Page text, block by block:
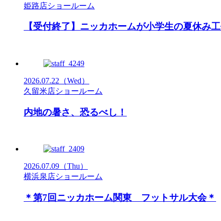
姫路店ショールーム
【受付終了】ニッカホームが小学生の夏休み
2026.07.22 （Wed）
久留米店ショールーム
内地の暑さ、恐るべし！
2026.07.09 （Thu）
横浜泉店ショールーム
＊第7回ニッカホーム関東 フットサル大会＊